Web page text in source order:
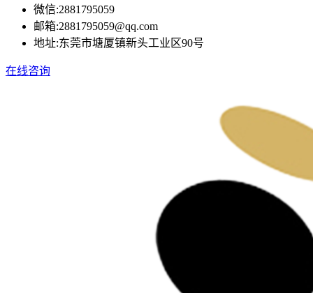
微信:2881795059
邮箱:2881795059@qq.com
地址:东莞市塘厦镇新头工业区90号
在线咨询